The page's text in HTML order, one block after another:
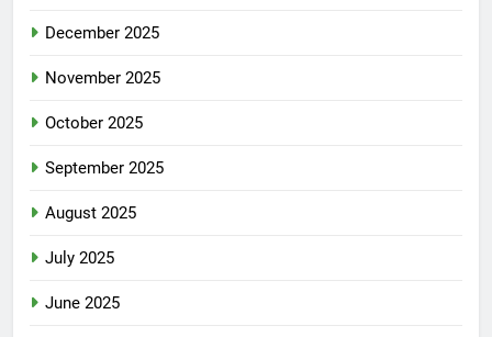
December 2025
November 2025
October 2025
September 2025
August 2025
July 2025
June 2025